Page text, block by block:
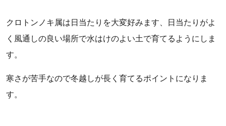
クロトンノキ属は日当たりを大変好みます、日当たりがよ
く風通しの良い場所で水はけのよい土で育てるようにしま
す。
寒さが苦手なので冬越しが長く育てるポイントになりま
す。